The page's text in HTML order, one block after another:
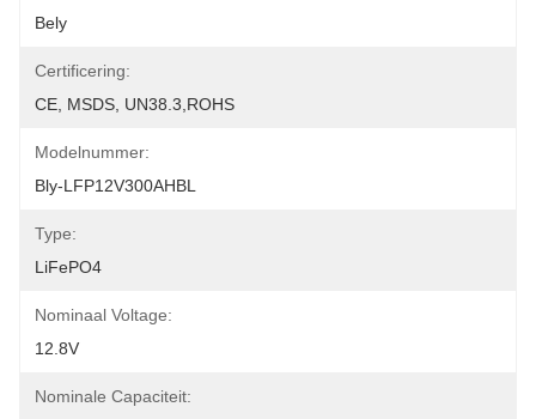
Bely
Certificering:
CE, MSDS, UN38.3,ROHS
Modelnummer:
Bly-LFP12V300AHBL
Type:
LiFePO4
Nominaal Voltage:
12.8V
Nominale Capaciteit: